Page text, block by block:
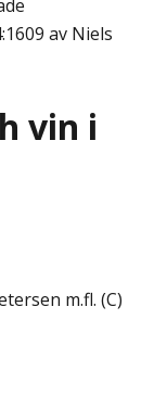
av Niels
vin i
m.fl. (C)